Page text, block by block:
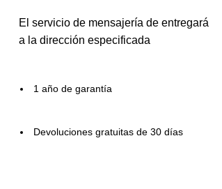
El servicio de mensajería de entregará
a la dirección especificada
1 año de garantía
Devoluciones gratuitas de 30 días